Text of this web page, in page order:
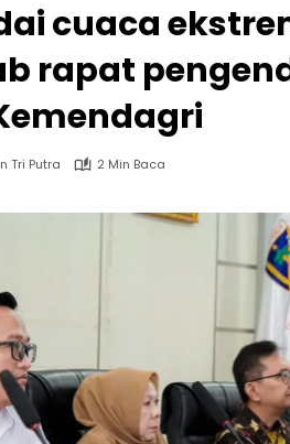
cuaca
rapat
Tri Putra
2 Min Baca